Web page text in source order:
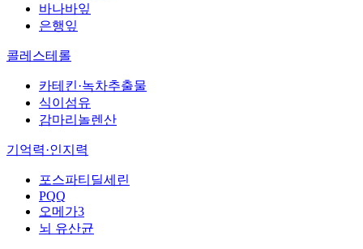
바나바잎
은행잎
콜레스테롤
카테킨·녹차추출물
식이섬유
감마리놀렌산
기억력·인지력
포스파티딜세린
PQQ
오메가3
뇌 유산균